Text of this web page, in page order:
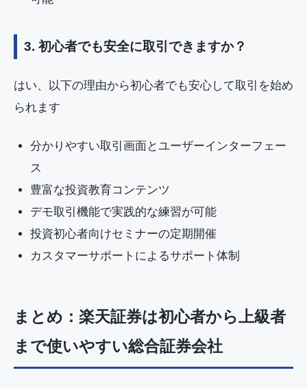
3. 初心者でも安全に取引できますか？
はい、以下の理由から初心者でも安心して取引を始め
られます
分かりやすい取引画面とユーザーインターフェー
ス
豊富な投資教育コンテンツ
デモ取引機能で実践的な練習が可能
投資初心者向けセミナーの定期開催
カスタマーサポートによるサポート体制
まとめ：楽天証券は初心者から上級者
まで使いやすい総合証券会社